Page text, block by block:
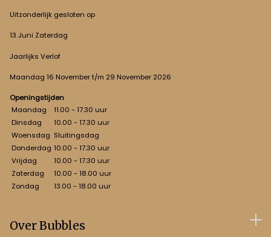
Uitzonderlijk gesloten op
13 Juni Zaterdag
Jaarlijks Verlof
Maandag 16 November t/m 29 November 2026
Openingstijden
Maandag
11.00 - 17.30 uur
Dinsdag
10.00 - 17.30 uur
Woensdag Sluitingsdag
Donderdag 10.00 - 17.30 uur
Vrijdag
10.00 - 17.30 uur
Zaterdag
10.00 - 18.00 uur
Zondag
13.00 - 18.00 uur
Over Bubbles